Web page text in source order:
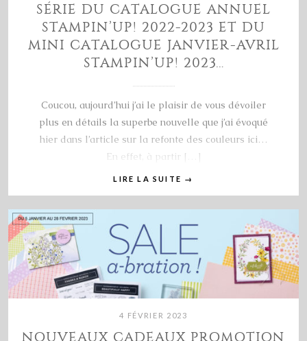
SÉRIE DU CATALOGUE ANNUEL
STAMPIN’UP! 2022-2023 ET DU
MINI CATALOGUE JANVIER-AVRIL
STAMPIN’UP! 2023…
Coucou, aujourd’hui j’ai le plaisir de vous dévoiler
plus en détails la superbe nouvelle que j’ai évoqué
hier dans l’article sur la refonte des couleurs ici…
En effet, à partir […]
LIRE LA SUITE →
4 FÉVRIER 2023
NOUVEAUX CADEAUX PROMOTION